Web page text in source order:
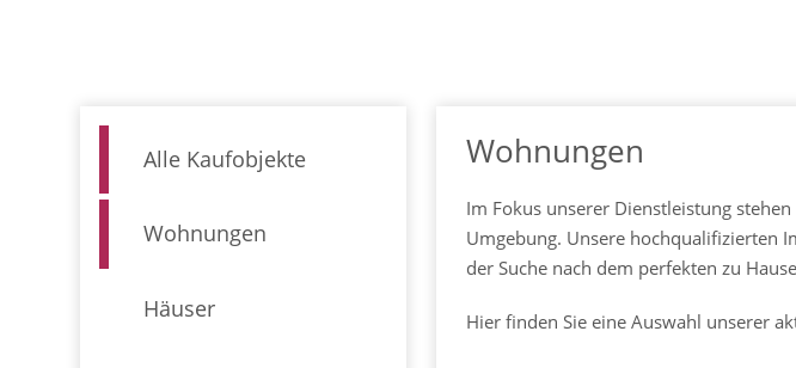
Alle Kaufobjekte
Wohnungen
Häuser
Wohnungen
Im Fokus unserer Dienstleistung
Umgebung. Unsere hochqualifizierten
der Suche nach dem perfekten zu
Hier finden Sie eine Auswahl unserer